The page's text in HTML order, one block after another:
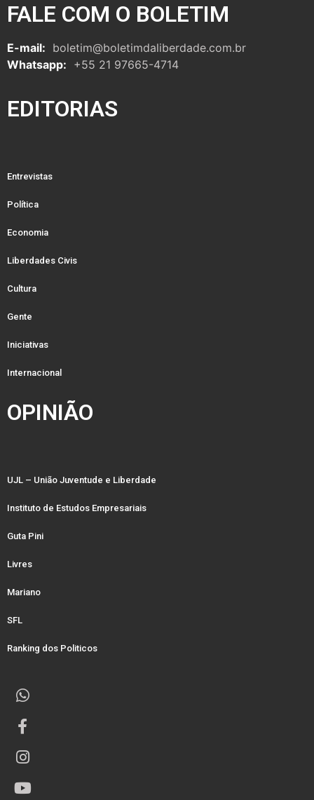
FALE COM O BOLETIM
E-mail: boletim@boletimdaliberdade.com.br
Whatsapp: +55 21 97665-4714
EDITORIAS
Entrevistas
Política
Economia
Liberdades Civis
Cultura
Gente
Iniciativas
Internacional
OPINIÃO
UJL – União Juventude e Liberdade
Instituto de Estudos Empresariais
Guta Pini
Livres
Mariano
SFL
Ranking dos Politicos